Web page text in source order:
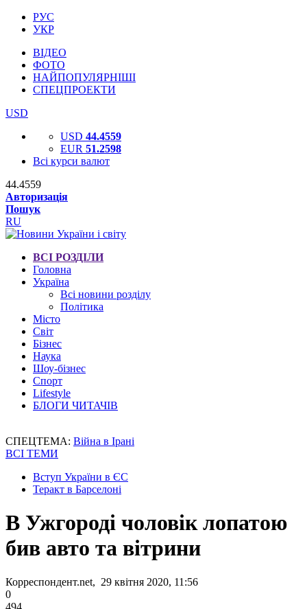
РУС
УКР
ВІДЕО
ФОТО
НАЙПОПУЛЯРНІШІ
СПЕЦПРОЕКТИ
USD
USD 44.4559
EUR 51.2598
Всі курси валют
44.4559
Авторизація
Пошук
RU
ВСІ РОЗДІЛИ
Головна
Україна
Всі новини розділу
Політика
Місто
Світ
Бізнес
Наука
Шоу-бізнес
Спорт
Lifestyle
БЛОГИ ЧИТАЧІВ
СПЕЦТЕМА: Війна в Ірані
ВСІ ТЕМИ
Вступ України в ЄС
Теракт в Барселоні
В Ужгороді чоловік лопатою
бив авто та вітрини
Корреспондент.net, 29 квітня 2020, 11:56
0
494